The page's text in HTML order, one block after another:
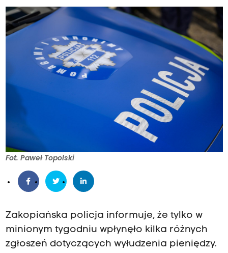
Fot. Paweł Topolski
Zakopiańska policja informuje, że tylko w
minionym tygodniu wpłynęło kilka różnych
zgłoszeń dotyczących wyłudzenia pieniędzy.